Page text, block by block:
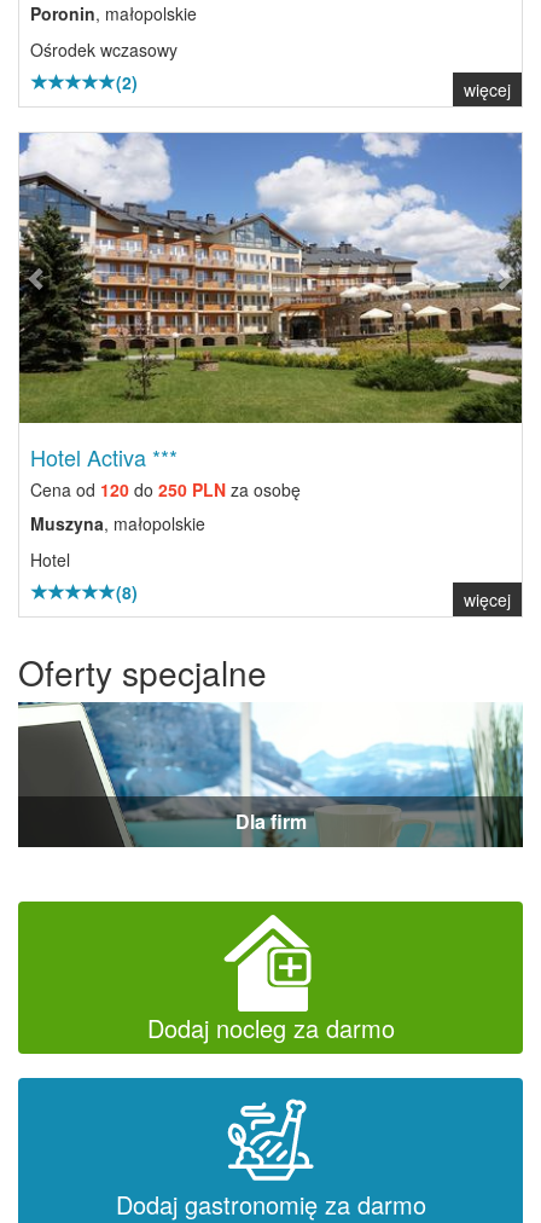
Poronin, małopolskie
Ośrodek wczasowy
(2)
więcej
Previous Next
Hotel Activa ***
Cena od 120 do 250 PLN za osobę
Muszyna, małopolskie
Hotel
(8)
więcej
Oferty specjalne
Dla firm
Dodaj nocleg za darmo
Dodaj gastronomię za darmo